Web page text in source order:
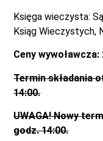
Księga wieczysta:
Ksiąg Wieczystych,
Ceny wywoławcza:
Termin składania
14:00.
UWAGA! Nowy
godz. 14:00.